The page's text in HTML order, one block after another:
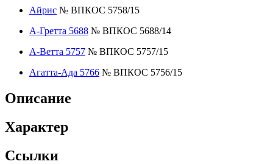
Айрис № ВПКОС 5758/15
А-Гретта 5688 № ВПКОС 5688/14
А-Ветта 5757 № ВПКОС 5757/15
Агатта-Ада 5766 № ВПКОС 5756/15
Описание
Характер
Ссылки